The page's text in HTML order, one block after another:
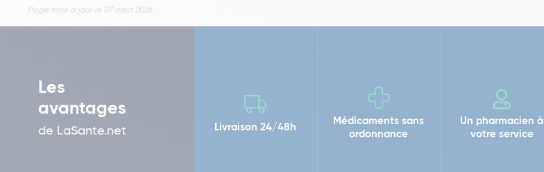
Page mise à jour le 07 aout 2026
Les
avantages
de LaSante.net Livraison 24/48h
Médicaments sans
ordonnance
Un pharmacien à
votre service